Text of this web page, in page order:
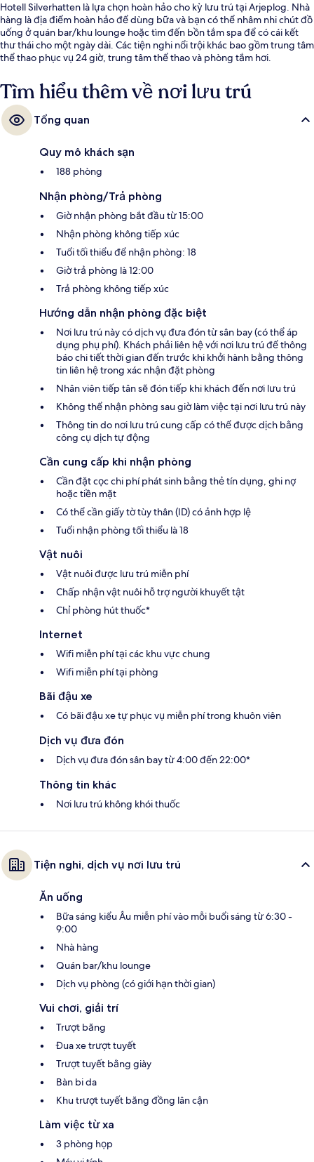
Hotell Silverhatten là lựa chọn hoàn hảo cho kỳ lưu trú tại Arjeplog. Nhà
hàng là địa điểm hoàn hảo để dùng bữa và bạn có thể nhâm nhi chút đồ
uống ở quán bar/khu lounge hoặc tìm đến bồn tắm spa để có cái kết
thư thái cho một ngày dài. Các tiện nghi nổi trội khác bao gồm trung tâm
thể thao phục vụ 24 giờ, trung tâm thể thao và phòng tắm hơi.
Tìm hiểu thêm về nơi lưu trú
Tổng quan
Quy mô khách sạn
188 phòng
Nhận phòng/Trả phòng
Giờ nhận phòng bắt đầu từ 15:00
Nhận phòng không tiếp xúc
Tuổi tối thiểu để nhận phòng: 18
Giờ trả phòng là 12:00
Trả phòng không tiếp xúc
Hướng dẫn nhận phòng đặc biệt
Nơi lưu trú này có dịch vụ đưa đón từ sân bay (có thể áp
dụng phụ phí). Khách phải liên hệ với nơi lưu trú để thông
báo chi tiết thời gian đến trước khi khởi hành bằng thông
tin liên hệ trong xác nhận đặt phòng
Nhân viên tiếp tân sẽ đón tiếp khi khách đến nơi lưu trú
Không thể nhận phòng sau giờ làm việc tại nơi lưu trú này
Thông tin do nơi lưu trú cung cấp có thể được dịch bằng
công cụ dịch tự động
Cần cung cấp khi nhận phòng
Cần đặt cọc chi phí phát sinh bằng thẻ tín dụng, ghi nợ
hoặc tiền mặt
Có thể cần giấy tờ tùy thân (ID) có ảnh hợp lệ
Tuổi nhận phòng tối thiểu là 18
Vật nuôi
Vật nuôi được lưu trú miễn phí
Chấp nhận vật nuôi hỗ trợ người khuyết tật
Chỉ phòng hút thuốc*
Internet
Wifi miễn phí tại các khu vực chung
Wifi miễn phí tại phòng
Bãi đậu xe
Có bãi đậu xe tự phục vụ miễn phí trong khuôn viên
Dịch vụ đưa đón
Dịch vụ đưa đón sân bay từ 4:00 đến 22:00*
Thông tin khác
Nơi lưu trú không khói thuốc
Tiện nghi, dịch vụ nơi lưu trú
Ăn uống
Bữa sáng kiểu Âu miễn phí vào mỗi buổi sáng từ 6:30 -
9:00
Nhà hàng
Quán bar/khu lounge
Dịch vụ phòng (có giới hạn thời gian)
Vui chơi, giải trí
Trượt băng
Đua xe trượt tuyết
Trượt tuyết bằng giày
Bàn bi da
Khu trượt tuyết băng đồng lân cận
Làm việc từ xa
3 phòng họp